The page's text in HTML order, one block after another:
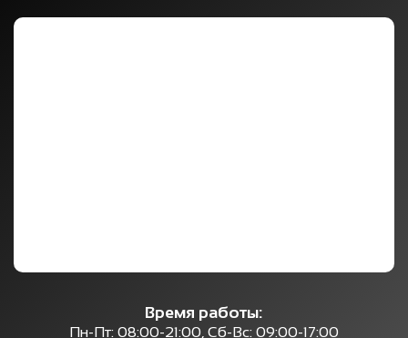
Время работы:
Пн-Пт: 08:00-21:00, Сб-Вс: 09:00-17:00